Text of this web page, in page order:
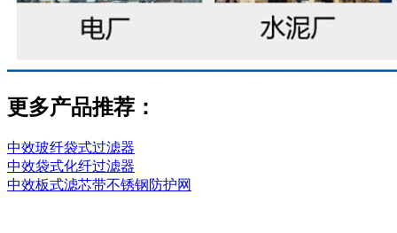
更多产品推荐：
中效玻纤袋式过滤器
中效袋式化纤过滤器
中效板式滤芯带不锈钢防护网